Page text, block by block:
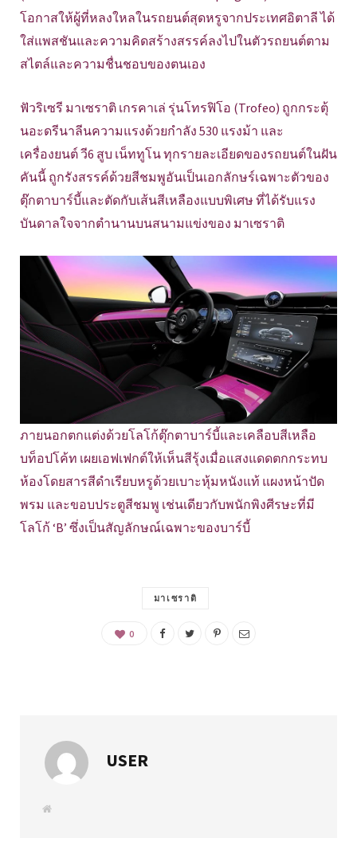
โอกาสให้ผู้ที่หลงใหลในรถยนต์สุดหรูจากประเทศอิตาลี ได้
ใส่แพสชันและความคิดสร้างสรรค์ลงไปในตัวรถยนต์ตาม
สไตล์และความชื่นชอบของตนเอง
ฟัวริเซรี มาเซราติ เกรคาเล่ รุ่นโทรฟิโอ (Trofeo) ถูกกระตุ้
นอะดรีนาลีนความแรงด้วยกำลัง 530 แรงม้า และ
เครื่องยนต์ วี6 สูบ เน็ททูโน ทุกรายละเอียดของรถยนต์ในฝัน
คันนี้ ถูกรังสรรค์ด้วยสีชมพูอันเป็นเอกลักษร์เฉพาะตัวของ
ตุ๊กตาบาร์บี้และตัดกับเส้นสีเหลืองแบบพิเศษ ที่ได้รับแรง
บันดาลใจจากตำนานบนสนามแข่งของ มาเซราติ
ภายนอกตกแต่งด้วยโลโก้ตุ๊กตาบาร์บี้และเคลือบสีเหลือ
บท็อปโค้ท เผยเอฟเฟกต์ให้เห็นสีรุ้งเมื่อแสงแดดตกกระทบ
ห้องโดยสารสีดำเรียบหรูด้วยเบาะหุ้มหนังแท้ แผงหน้าปัด
พรม และขอบประตูสีชมพู เช่นเดียวกับพนักพิงศีรษะที่มี
โลโก้ ‘B’ ซึ่งเป็นสัญลักษณ์เฉพาะของบาร์บี้
มาเซราติ
0
USER
W